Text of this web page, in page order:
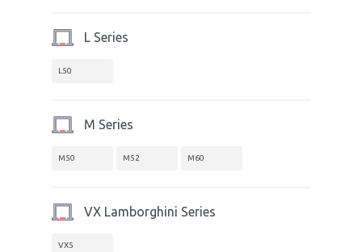
L Series
L50
M Series
M50 M52 M60
VX Lamborghini Series
VX5